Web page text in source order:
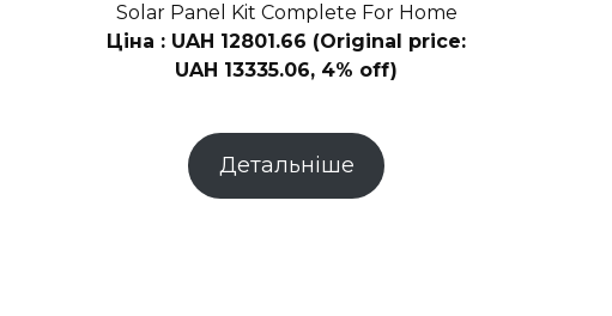
Solar Panel Kit Complete For Home
Ціна : UAH 12801.66 (Original price:
UAH 13335.06, 4% off)
Детальніше